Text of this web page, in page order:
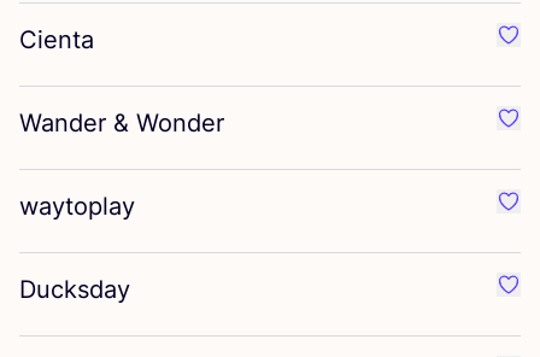
Cienta
Wander & Wonder
waytoplay
Ducksday